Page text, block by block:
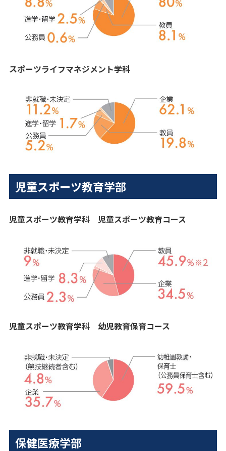
スポーツライフマネジメント学科
児童スポーツ教育学部
児童スポーツ教育学科 児童スポーツ教育コース
児童スポーツ教育学科 幼児教育保育コース
保健医療学部